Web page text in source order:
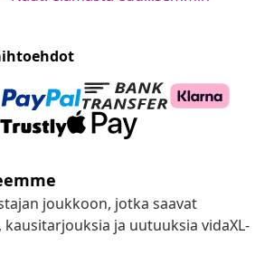
joukkoon, jotka saavat
ja uutuuksia vidaXL-